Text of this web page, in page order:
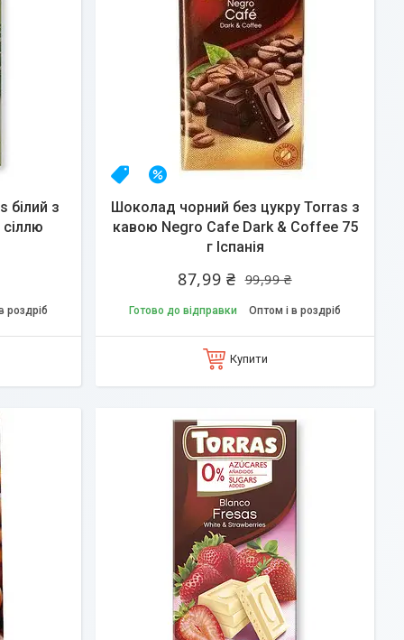
білий з
роздріб
НОВИНКА–12%
Шоколад чорний без цукру Torras з
кавою Negro Cafe Dark & Coffee 75
г Іспанія
99,99 ₴
87,99 ₴
Готово до відправки Оптом і в роздріб
Купити